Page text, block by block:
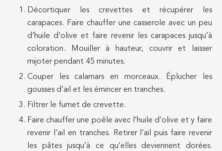
Décortiquer les crevettes et récupérer les
carapaces. Faire chauffer une casserole avec un peu
d’huile d’olive et faire revenir les carapaces jusqu’à
coloration. Mouiller à hauteur, couvrir et laisser
mijoter pendant 45 minutes.
Couper les calamars en morceaux. Éplucher les
gousses d’ail et les émincer en tranches.
Filtrer le fumet de crevette.
Faire chauffer une poêle avec l’huile d’olive et y faire
revenir l’ail en tranches. Retirer l’ail puis faire revenir
les pâtes jusqu’à ce qu’elles deviennent dorées.